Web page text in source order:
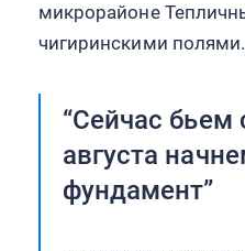
микрорайоне
чигиринскими полями.
“Сейчас бьем
августа
фундамент”